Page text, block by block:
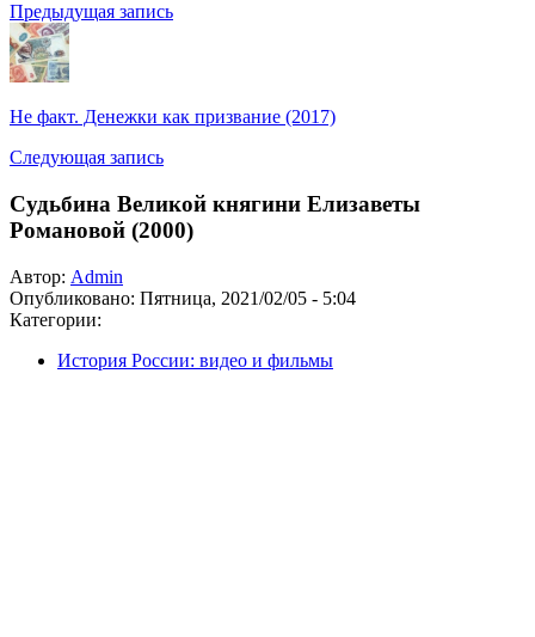
Предыдущая запись
Не факт. Денежки как призвание (2017)
Следующая запись
Судьбина Великой княгини Елизаветы
Романовой (2000)
Автор: Admin
Опубликовано: Пятница, 2021/02/05 - 5:04
Категории:
История России: видео и фильмы